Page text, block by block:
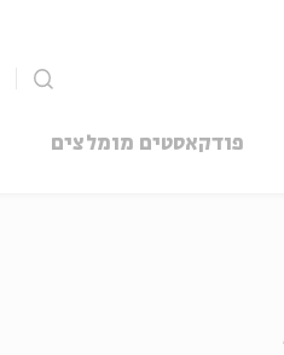
פודקאסטים מומלצים